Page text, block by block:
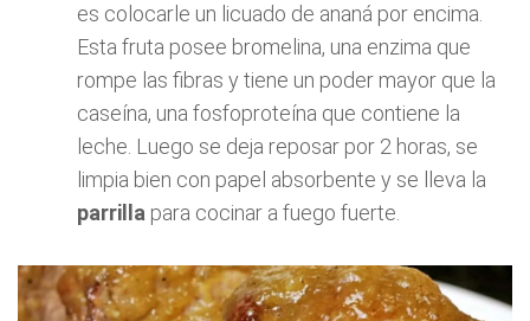
es colocarle un licuado de ananá por encima.
Esta fruta posee bromelina, una enzima que
rompe las fibras y tiene un poder mayor que la
caseína, una fosfoproteína que contiene la
leche. Luego se deja reposar por 2 horas, se
limpia bien con papel absorbente y se lleva la
parrilla para cocinar a fuego fuerte.